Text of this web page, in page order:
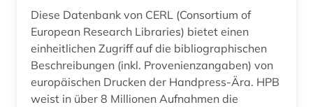
disposition <orgel> (1)
dissertation (3)
dokumentation (2)
dokumentenserver (2)
Diese Datenbank von CERL (Consortium of
European Research Libraries) bietet einen
einheitlichen Zugriff auf die bibliographischen
Beschreibungen (inkl. Provenienzangaben) von
europäischen Drucken der Handpress-Ära. HPB
weist in über 8 Millionen Aufnahmen die